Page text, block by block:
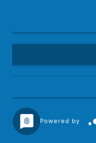
Powered by